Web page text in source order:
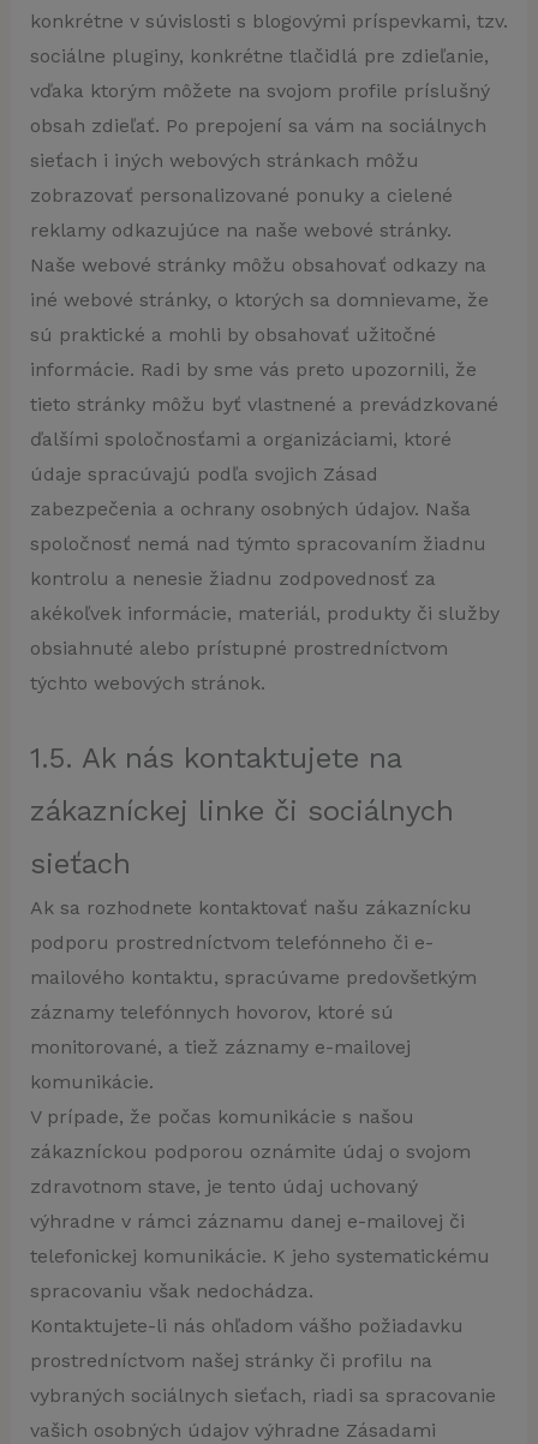
konkrétne v súvislosti s blogovými príspevkami, tzv.
sociálne pluginy, konkrétne tlačidlá pre zdieľanie,
vďaka ktorým môžete na svojom profile príslušný
obsah zdieľať. Po prepojení sa vám na sociálnych
sieťach i iných webových stránkach môžu
zobrazovať personalizované ponuky a cielené
reklamy odkazujúce na naše webové stránky.
Naše webové stránky môžu obsahovať odkazy na
iné webové stránky, o ktorých sa domnievame, že
sú praktické a mohli by obsahovať užitočné
informácie. Radi by sme vás preto upozornili, že
tieto stránky môžu byť vlastnené a prevádzkované
ďalšími spoločnosťami a organizáciami, ktoré
údaje spracúvajú podľa svojich Zásad
zabezpečenia a ochrany osobných údajov. Naša
spoločnosť nemá nad týmto spracovaním žiadnu
kontrolu a nenesie žiadnu zodpovednosť za
akékoľvek informácie, materiál, produkty či služby
obsiahnuté alebo prístupné prostredníctvom
týchto webových stránok.
1.5. Ak nás kontaktujete na
zákazníckej linke či sociálnych
sieťach
Ak sa rozhodnete kontaktovať našu zákaznícku
podporu prostredníctvom telefónneho či e-
mailového kontaktu, spracúvame predovšetkým
záznamy telefónnych hovorov, ktoré sú
monitorované, a tiež záznamy e-mailovej
komunikácie.
V prípade, že počas komunikácie s našou
zákazníckou podporou oznámite údaj o svojom
zdravotnom stave, je tento údaj uchovaný
výhradne v rámci záznamu danej e-mailovej či
telefonickej komunikácie. K jeho systematickému
spracovaniu však nedochádza.
Kontaktujete-li nás ohľadom vášho požiadavku
prostredníctvom našej stránky či profilu na
vybraných sociálnych sieťach, riadi sa spracovanie
vašich osobných údajov výhradne Zásadami